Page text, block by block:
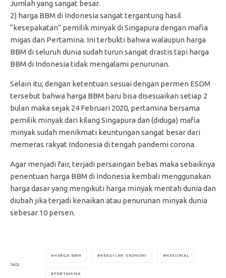
Jumlah yang sangat besar.
2) harga BBM di Indonesia sangat tergantung hasil
“kesepakatan” pemilik minyak di Singapura dengan mafia
migas dan Pertamina. Ini terbukti bahwa walaupun harga
BBM di seluruh dunia sudah turun sangat drastis tapi harga
BBM di Indonesia tidak mengalami penurunan.
Selain itu, dengan ketentuan sesuai dengan permen ESDM
tersebut bahwa harga BBM baru bisa disesuaikan setiap 2
bulan maka sejak 24 Februari 2020, pertamina bersama
pemilik minyak dari kilang Singapura dan (diduga) mafia
minyak sudah menikmati keuntungan sangat besar dari
memeras rakyat Indonesia di tengah pandemi corona.
Agar menjadi fair, terjadi persaingan bebas maka sebaiknya
penentuan harga BBM di Indonesia kembali menggunakan
harga dasar yang mengikuti harga minyak mentah dunia dan
diubah jika terjadi kenaikan atau penurunan minyak dunia
sebesar 10 persen.
TAGS
HARGA BBM KEADILAN EKONOMI NASIONAL
PERTAMINA